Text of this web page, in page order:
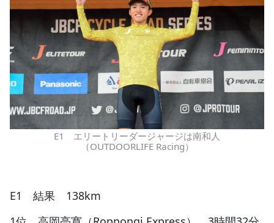
E1 エリートリーダージャージは南和人
（OUTDOORLIFE Racing）
E1 結果 138km